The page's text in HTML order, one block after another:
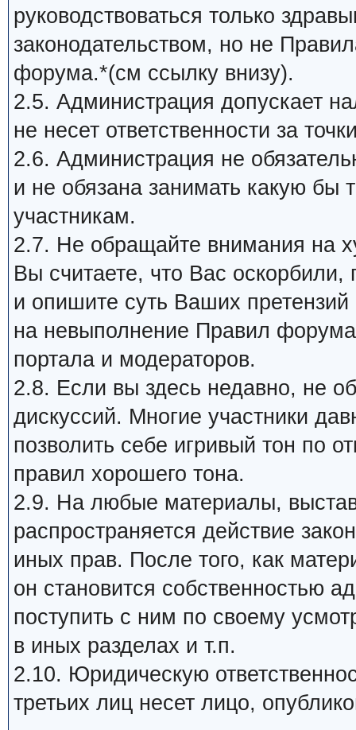
руководствоваться только
законодательством, но не
форума.*(см ссылку внизу).
2.5. Администрация допускает
не несет ответственности за
2.6. Администрация не
и не обязана занимать какую
участникам.
2.7. Не обращайте внимания на
Вы считаете, что Вас
и опишите суть Ваших
на невыполнение Правил форума
портала и модераторов.
2.8. Если вы здесь недавно, не
дискуссий. Многие участники
позволить себе игривый тон по
правил хорошего тона.
2.9. На любые материалы,
распространяется действие
иных прав. После того, как
он становится собственностью
поступить с ним по своему
в иных разделах и т.п.
2.10. Юридическую
третьих лиц несет лицо,